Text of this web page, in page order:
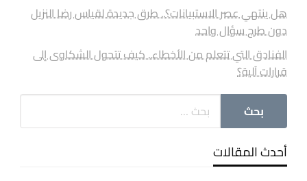
هل ينتهي عصر الاستبيانات؟.. طرق جديدة لقياس رضا النزيل
دون طرح سؤال واحد
الفنادق التي تتعلم من الأخطاء.. كيف تتحول الشكاوى إلى
قرارات آلية؟
أحدث المقالات